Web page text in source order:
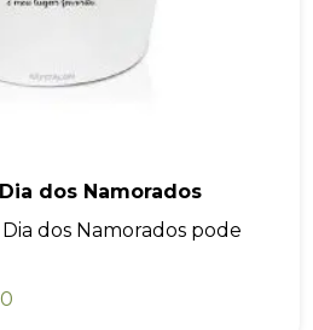
dos Namorados
dos Namorados pode